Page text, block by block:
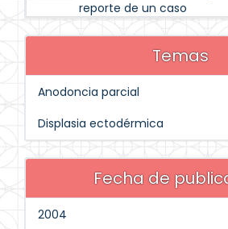
reporte de un caso
Temas
Anodoncia parcial
Displasia ectodérmica
Fecha de
2004